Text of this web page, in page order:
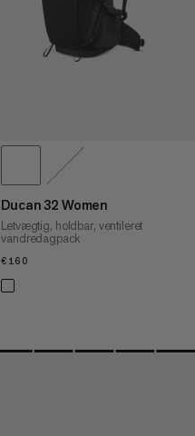
Ducan 32 Women
Letvægtig, holdbar, ventileret
vandredagpack
€160